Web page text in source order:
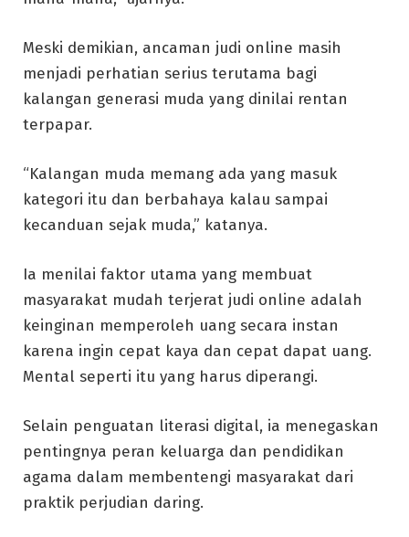
Meski demikian, ancaman judi online masih
menjadi perhatian serius terutama bagi
kalangan generasi muda yang dinilai rentan
terpapar.
“Kalangan muda memang ada yang masuk
kategori itu dan berbahaya kalau sampai
kecanduan sejak muda,” katanya.
Ia menilai faktor utama yang membuat
masyarakat mudah terjerat judi online adalah
keinginan memperoleh uang secara instan
karena ingin cepat kaya dan cepat dapat uang.
Mental seperti itu yang harus diperangi.
Selain penguatan literasi digital, ia menegaskan
pentingnya peran keluarga dan pendidikan
agama dalam membentengi masyarakat dari
praktik perjudian daring.